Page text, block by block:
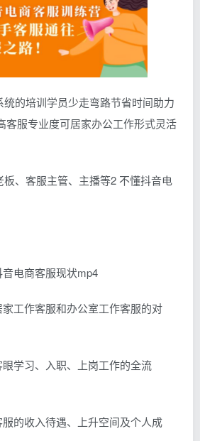
的培训学员少走弯路节省时间助力
客服专业度可居家办公工作形式灵活
、客服主管、主播等2 不懂抖音电
电商客服现状mp4
工作客服和办公室工作客服的对
学习、入职、上岗工作的全流
的收入待遇、上升空间及个人成